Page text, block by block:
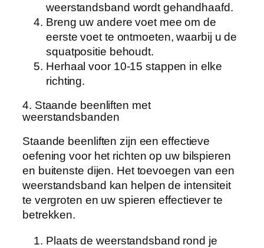
weerstandsband wordt gehandhaafd.
Breng uw andere voet mee om de
eerste voet te ontmoeten, waarbij u de
squatpositie behoudt.
Herhaal voor 10-15 stappen in elke
richting.
4. Staande beenliften met
weerstandsbanden
Staande beenliften zijn een effectieve
oefening voor het richten op uw bilspieren
en buitenste dijen. Het toevoegen van een
weerstandsband kan helpen de intensiteit
te vergroten en uw spieren effectiever te
betrekken.
Plaats de weerstandsband rond je